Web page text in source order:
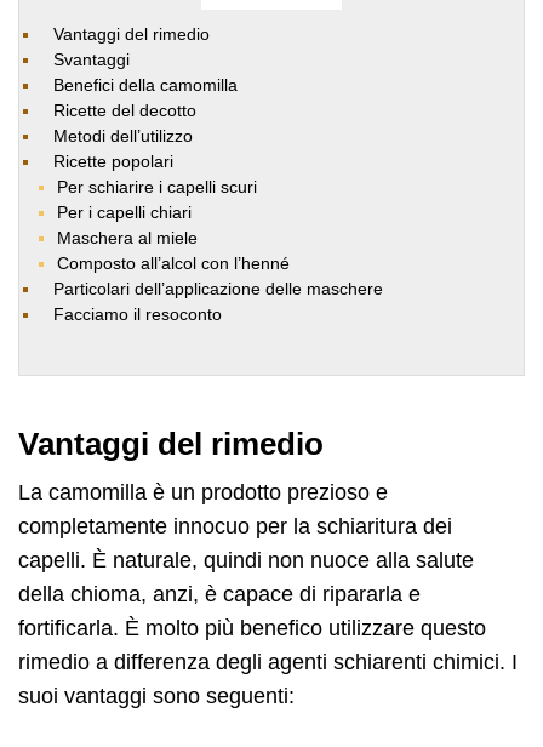
Vantaggi del rimedio
Svantaggi
Benefici della camomilla
Ricette del decotto
Metodi dell’utilizzo
Ricette popolari
Per schiarire i capelli scuri
Per i capelli chiari
Maschera al miele
Composto all’alcol con l’henné
Particolari dell’applicazione delle maschere
Facciamo il resoconto
Vantaggi del rimedio
La camomilla è un prodotto prezioso e
completamente innocuo per la schiaritura dei
capelli. È naturale, quindi non nuoce alla salute
della chioma, anzi, è capace di ripararla e
fortificarla. È molto più benefico utilizzare questo
rimedio a differenza degli agenti schiarenti chimici. I
suoi vantaggi sono seguenti: